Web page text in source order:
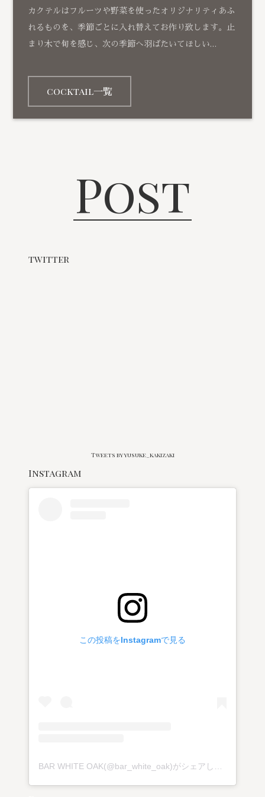
カクテルはフルーツや野菜を使ったオリジナリティあふ
れるものを、季節ごとに入れ替えてお作り致します。止
まり木で旬を感じ、次の季節へ羽ばたいてほしい…
cocktail一覧
Post
twitter
Tweets by yusuke_kakizaki
Instagram
この投稿をInstagramで見る
BAR WHITE OAK(@bar_white_oak)がシェアした投稿